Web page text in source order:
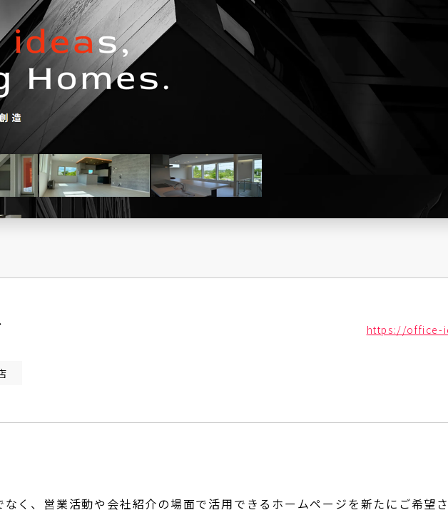
https://office-
く、営業活動や会社紹介の場面で活用できるホームページを新たにご希望